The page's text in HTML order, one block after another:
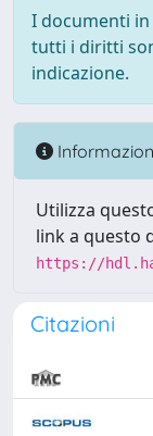
I documenti
tutti i diritti
indicazione.
Utilizza
link a questo
https://
Citazioni